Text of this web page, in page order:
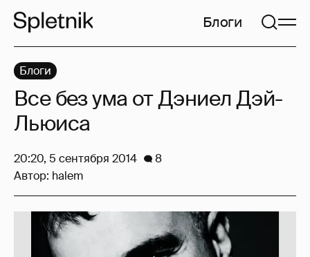
Блоги
Блоги
Все без ума от Дэниел Дэй-
Льюиса
20:20, 5 сентября 2014
8
Автор: halem